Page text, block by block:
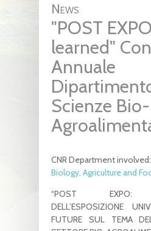
News
"POST
learned"
Annuale
Scienze Bio-
CNR Department involved:
Biology, Agriculture and
“POST EXPO:
DELL’ESPOSIZIONE
FUTURE SUL TEMA